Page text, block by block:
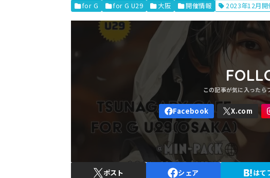
for G for G U29 大阪 開催情報 2023年12月開
ポスト シェア はて